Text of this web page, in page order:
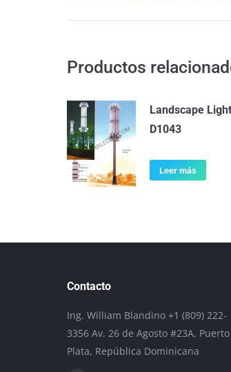
Productos
Landscape
D1043
Leer más
Contacto
Ing. William Blandino +1 (809) 222-
3356 Av. 26 de Agosto #23A, Puerto
Plata, República Dominicana